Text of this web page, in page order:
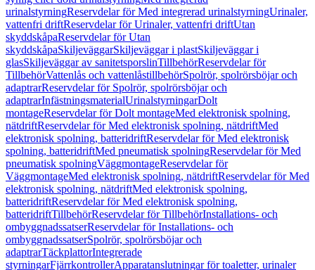
urinalstyrningReservdelar för Med integrerad urinalstyrningUrinaler,
vattenfri driftReservdelar för Urinaler, vattenfri driftUtan
skyddskåpaReservdelar för Utan
skyddskåpaSkiljeväggarSkiljeväggar i plastSkiljeväggar i
glasSkiljeväggar av sanitetsporslinTillbehörReservdelar för
TillbehörVattenlås och vattenlåstillbehörSpolrör, spolrörsböjar och
adaptrarReservdelar för Spolrör, spolrörsböjar och
adaptrarInfästningsmaterialUrinalstyrningarDolt
montageReservdelar för Dolt montageMed elektronisk spolning,
nätdriftReservdelar för Med elektronisk spolning, nätdriftMed
elektronisk spolning, batteridriftReservdelar för Med elektronisk
spolning, batteridriftMed pneumatisk spolningReservdelar för Med
pneumatisk spolningVäggmontageReservdelar för
VäggmontageMed elektronisk spolning, nätdriftReservdelar för Med
elektronisk spolning, nätdriftMed elektronisk spolning,
batteridriftReservdelar för Med elektronisk spolning,
batteridriftTillbehörReservdelar för TillbehörInstallations- och
ombyggnadssatserReservdelar för Installations- och
ombyggnadssatserSpolrör, spolrörsböjar och
adaptrarTäckplattorIntegrerade
styrningarFjärrkontrollerApparatanslutningar för toaletter, urinaler